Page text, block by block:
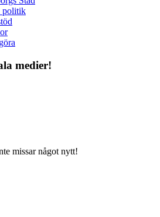
politik
medier!
missar något nytt!